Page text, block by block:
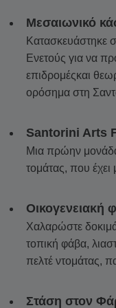
Μεσαιωνικό
Κατασκευάστηκε
Ενετούς για να
επιδρομέςκαι
ορόσημα στη
Santorini Arts
Μια πρώην
τομάτας, που
Οικογενειακή
Χαλαρώστε
τοπική φάβα,
πελτέ ντομάτας,
Στάση στον